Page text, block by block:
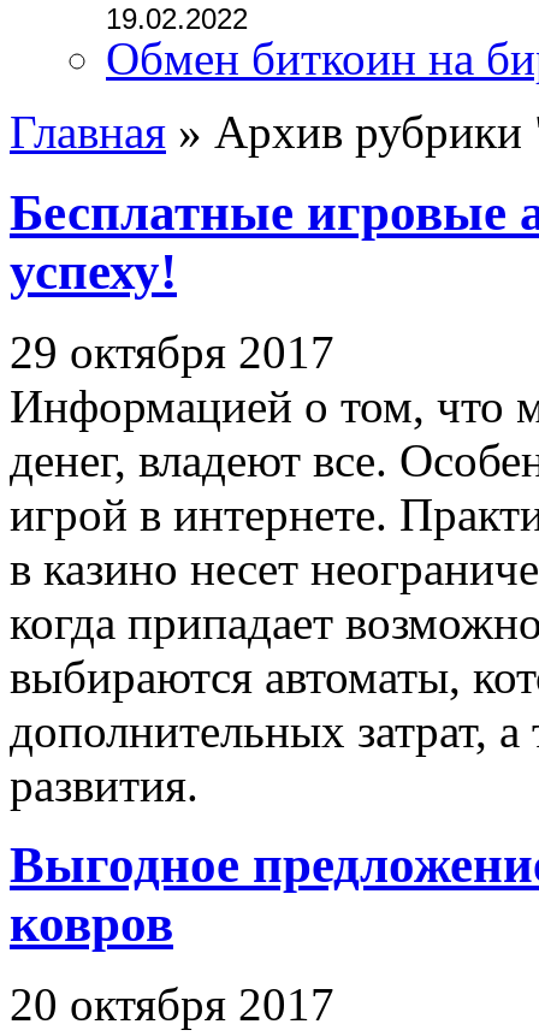
19.02.2022
Обмен биткоин на
Главная » Архив
Бесплатные игровые
успеху!
29 октября 2017
Информацией о том, что
денег, владеют все.
игрой в интернете.
в казино несет
когда припадает
выбираются автоматы,
дополнительных затрат,
развития.
Выгодное
ковров
20 октября 2017